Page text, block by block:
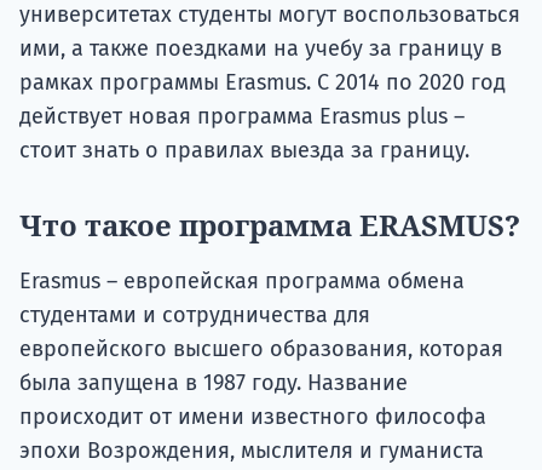
университетах студенты могут воспользоваться
ими, а также поездками на учебу за границу в
рамках программы Erasmus. С 2014 по 2020 год
действует новая программа Erasmus plus –
стоит знать о правилах выезда за границу.
Что такое программа ERASMUS?
Erasmus – европейская программа обмена
студентами и сотрудничества для
европейского высшего образования, которая
была запущена в 1987 году. Название
происходит от имени известного философа
эпохи Возрождения, мыслителя и гуманиста